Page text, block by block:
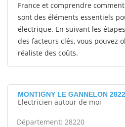
France et comprendre
sont des éléments essentiels
électrique. En suivant les
des facteurs clés, vous pouvez
réaliste des coûts.
MONTIGNY LE GANNELON
Electricien autour de moi
Département: 28220